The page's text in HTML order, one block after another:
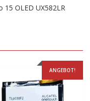
15 OLED UX582LR
ANGEBOT!